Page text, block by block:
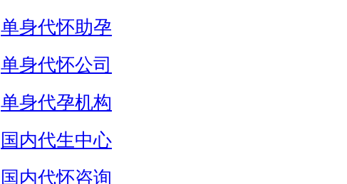
单身代怀助孕
单身代怀公司
单身代孕机构
国内代生中心
国内代怀咨询